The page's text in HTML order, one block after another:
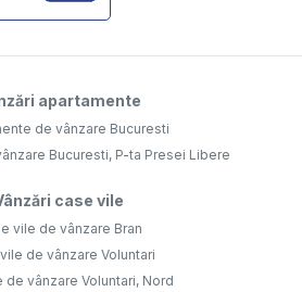
apartamente
de vânzare Bucuresti
Bucuresti, P-ta Presei Libere
case vile
vile de vânzare Bran
de vânzare Voluntari
de vânzare Voluntari, Nord